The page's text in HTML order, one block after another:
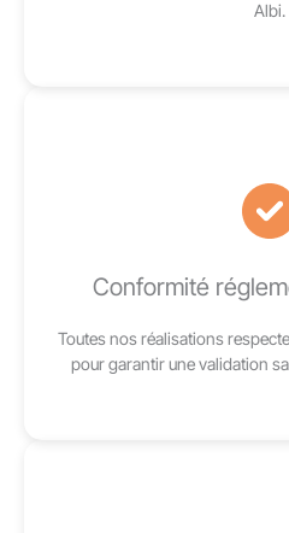
Albi.
Conformité
Toutes nos réalisations
pour garantir une validation